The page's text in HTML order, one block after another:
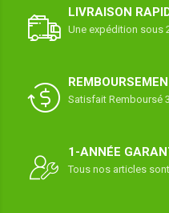
LIVRAISON
Une expédition sous
Satisfait Remboursé
1-ANNÉE
Tous nos articles